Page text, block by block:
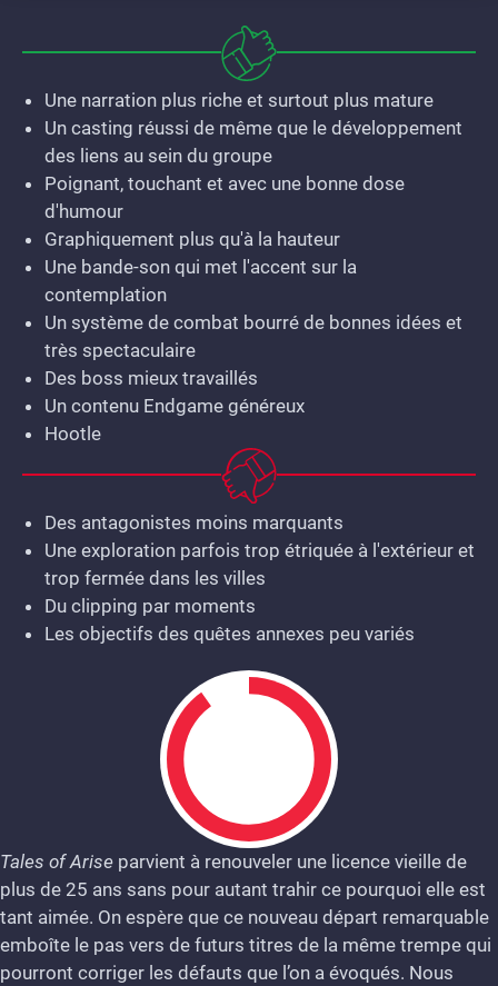
Une narration plus riche et surtout plus mature
Un casting réussi de même que le développement
des liens au sein du groupe
Poignant, touchant et avec une bonne dose
d'humour
Graphiquement plus qu'à la hauteur
Une bande-son qui met l'accent sur la
contemplation
Un système de combat bourré de bonnes idées et
très spectaculaire
Des boss mieux travaillés
Un contenu Endgame généreux
Hootle
Des antagonistes moins marquants
Une exploration parfois trop étriquée à l'extérieur et
trop fermée dans les villes
Du clipping par moments
Les objectifs des quêtes annexes peu variés
9
Tales of Arise parvient à renouveler une licence vieille de
plus de 25 ans sans pour autant trahir ce pourquoi elle est
tant aimée. On espère que ce nouveau départ remarquable
emboîte le pas vers de futurs titres de la même trempe qui
pourront corriger les défauts que l’on a évoqués. Nous